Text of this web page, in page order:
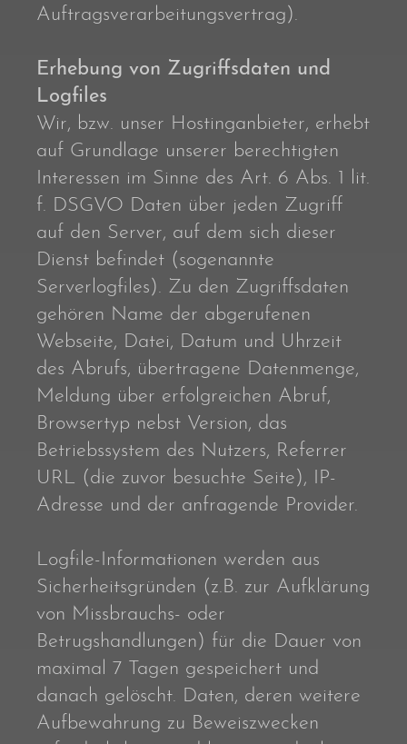
Auftragsverarbeitungsvertrag).
Erhebung von Zugriffsdaten und
Logfiles
Wir, bzw. unser Hostinganbieter, erhebt
auf Grundlage unserer berechtigten
Interessen im Sinne des Art. 6 Abs. 1 lit.
f. DSGVO Daten über jeden Zugriff
auf den Server, auf dem sich dieser
Dienst befindet (sogenannte
Serverlogfiles). Zu den Zugriffsdaten
gehören Name der abgerufenen
Webseite, Datei, Datum und Uhrzeit
des Abrufs, übertragene Datenmenge,
Meldung über erfolgreichen Abruf,
Browsertyp nebst Version, das
Betriebssystem des Nutzers, Referrer
URL (die zuvor besuchte Seite), IP-
Adresse und der anfragende Provider.
Logfile-Informationen werden aus
Sicherheitsgründen (z.B. zur Aufklärung
von Missbrauchs- oder
Betrugshandlungen) für die Dauer von
maximal 7 Tagen gespeichert und
danach gelöscht. Daten, deren weitere
Aufbewahrung zu Beweiszwecken